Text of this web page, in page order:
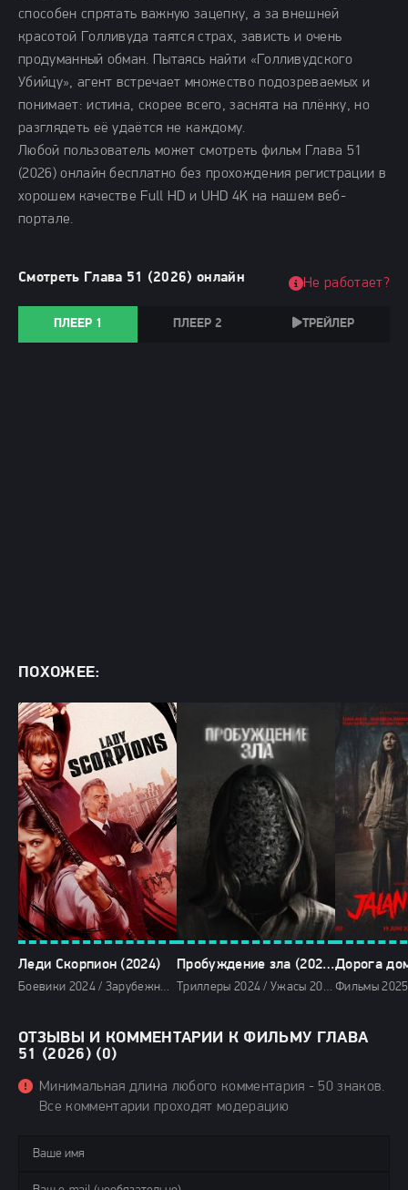
способен спрятать важную зацепку, а за внешней
красотой Голливуда таятся страх, зависть и очень
продуманный обман. Пытаясь найти «Голливудского
Убийцу», агент встречает множество подозреваемых и
понимает: истина, скорее всего, заснята на плёнку, но
разглядеть её удаётся не каждому.
Любой пользователь может смотреть фильм Глава 51
(2026) онлайн бесплатно без прохождения регистрации в
хорошем качестве Full HD и UHD 4K на нашем веб-
портале.
Смотреть Глава 51 (2026) онлайн
ПЛЕЕР 1 ПЛЕЕР 2 ТРЕЙЛЕР
Не работает?
ПОХОЖЕЕ:
Леди Скорпион (2024)
Боевики 2024 / Зарубежные фильмы 2024 / Новинки кино 2024 / Последние фильмы 2024 / Фильмы осени 2024 / Фильмы 2024 / Смотреть фильмы онлайн
Пробуждение зла (2024)
Триллеры 2024 / Ужасы 2024 / Зарубежные фильмы 2024 / Новинки кино 2024 / Последние фильмы 2024 / Фильмы лета 2024 / Фильмы 2024 / Смотреть фильмы онлайн
Дорога
ОТЗЫВЫ И КОММЕНТАРИИ К ФИЛЬМУ ГЛАВА
51 (2026) (0)
Минимальная длина любого комментария - 50 знаков.
Все комментарии проходят модерацию